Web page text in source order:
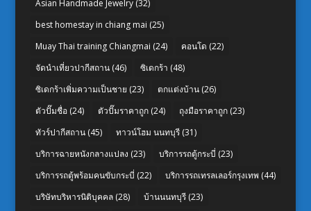
Asian Handmade Jewelry(32)
best homestay in chiang mai (25)
Muay Thai training Chiangmai (24) คอนโด (22)
จัดนำเที่ยวปากีสถาน(46) ซิเดกร้า (48)
ซิเดกร้าเพิ่มความเป็นชาย (23) ตกแต่งบ้าน(26)
ตัวปั๊มชื่อ(24) ตัวปั๊มราคาถูก(24) ถุงมือราคาถูก(23)
ทัวร์ปากีสถาน(45) ทาวน์โฮม นนทบุรี(31)
บริการฉายหนังกลางแปลง (23) บริการรถตู้กระบี่ (23)
บริการรถตู้พร้อมคนขับกระบี่ (22) บริการรถเทรลเลอร์กรุงเทพ (44)
บริษัทบริหารนิติบุคคล(28) บ้านนนทบุรี(23)